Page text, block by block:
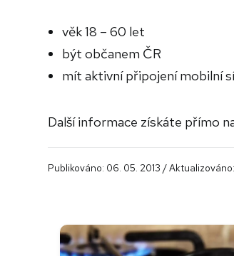
věk 18 – 60 let
být občanem ČR
mít aktivní připojení mobilní
Další informace získáte přímo
Publikováno: 06. 05. 2013 /